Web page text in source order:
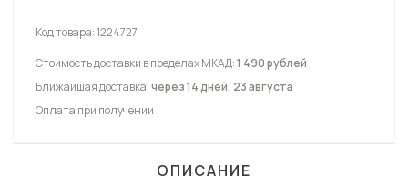
Код товара:1224727
Стоимость доставки в пределах МКАД:1 490 рублей
Ближайшая доставка:через 14 дней, 23 августа
Оплата при получении
ОПИСАНИЕ